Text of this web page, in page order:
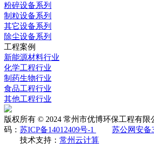
粉碎设备系列
制粒设备系列
其它设备系列
除尘设备系列
工程案例
新能源材料行业
化学工程行业
制药生物行业
食品工程行业
其他工程行业
版权所有 © 2024 常州市优博环保工程
码： 苏ICP备14012409号-1
苏公网安备
技术支持： 常州云计算